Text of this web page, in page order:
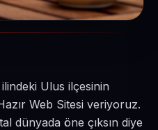
Ulus ilçesinin
Web Sitesi veriyoruz.
dünyada öne çıksın diye